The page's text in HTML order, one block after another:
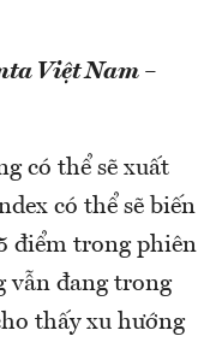
Việt Nam –
có thể sẽ xuất
có thể sẽ biến
điểm trong phiên
đang trong
thấy xu hướng